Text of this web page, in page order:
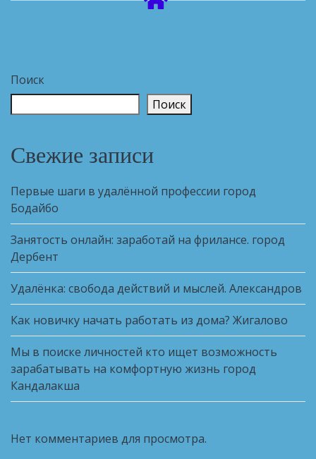
Поиск
Поиск
Свежие записи
Первые шаги в удалённой профессии город
Бодайбо
Занятость онлайн: заработай на фрилансе. город
Дербент
Удалёнка: свобода действий и мыслей. Александров
Как новичку начать работать из дома? Жигалово
Мы в поиске личностей кто ищет возможность
зарабатывать на комфортную жизнь город
Кандалакша
Нет комментариев для просмотра.